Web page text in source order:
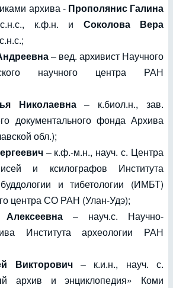
архива - Прополянис Галина
к.ф.н. и Соколова Вера
– вед. архивист Научного
научного центра РАН
Николаевна– к.биол.н., зав.
документального фонда Архива
обл.);
– к.ф.-м.н., науч. с. Центра
и ксилографов Института
и тибетологии (ИМБТ)
центра СО РАН (Улан-Удэ);
– науч.с. Научно-
Института археологии РАН
Викторович– к.и.н., науч. с.
архив и энциклопедия» Коми